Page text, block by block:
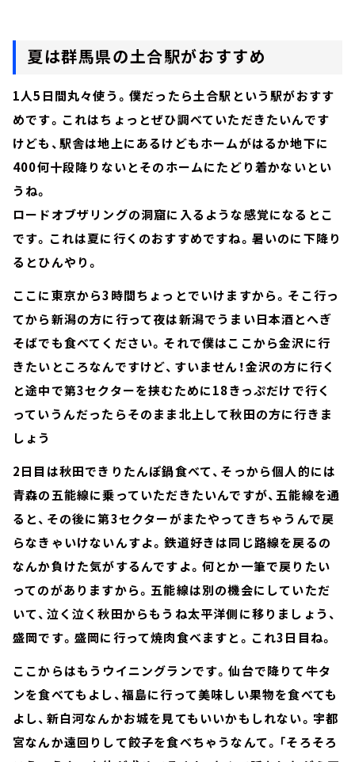
夏は群馬県の土合駅がおすすめ
1人5日間丸々使う。僕だったら土合駅という駅がおすす
めです。これはちょっとぜひ調べていただきたいんです
けども、駅舎は地上にあるけどもホームがはるか地下に
400何十段降りないとそのホームにたどり着かないとい
うね。
ロードオブザリングの洞窟に入るような感覚になるとこ
です。これは夏に行くのおすすめですね。暑いのに下降り
るとひんやり。
ここに東京から3時間ちょっとでいけますから。そこ行っ
てから新潟の方に行って夜は新潟でうまい日本酒とへぎ
そばでも食べてください。それで僕はここから金沢に行
きたいところなんですけど、すいません！金沢の方に行く
と途中で第3セクターを挟むために18きっぷだけで行く
っていうんだったらそのまま北上して秋田の方に行きま
しょう
2日目は秋田できりたんぽ鍋食べて、そっから個人的には
青森の五能線に乗っていただきたいんですが、五能線を通
ると、その後に第3セクターがまたやってきちゃうんで戻
らなきゃいけないんすよ。鉄道好きは同じ路線を戻るの
なんか負けた気がするんですよ。何とか一筆で戻りたい
ってのがありますから。五能線は別の機会にしていただ
いて、泣く泣く秋田からもうね太平洋側に移りましょう、
盛岡です。盛岡に行って焼肉食べますと。これ3日目ね。
ここからはもうウイニングランです。仙台で降りて牛タ
ンを食べてもよし、福島に行って美味しい果物を食べても
よし、新白河なんかお城を見てもいいかもしれない。宇都
宮なんか遠回りして餃子を食べちゃうなんて。「そろそろ